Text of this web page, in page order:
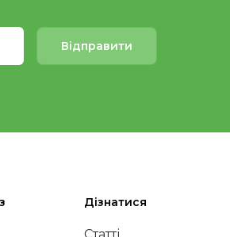
Відправити
Дізнатися